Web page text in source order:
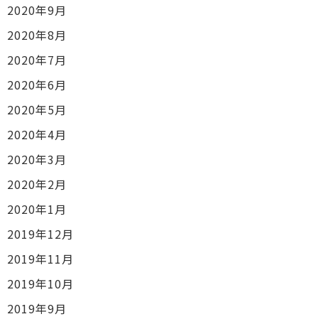
2020年9月
2020年8月
2020年7月
2020年6月
2020年5月
2020年4月
2020年3月
2020年2月
2020年1月
2019年12月
2019年11月
2019年10月
2019年9月